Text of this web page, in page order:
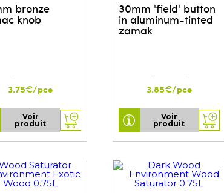
bronze
knob
3.75€/pce
Voir
produit
30mm 'field' button
in aluminum-tinted
zamak
3.85€/pce
Voir
produit